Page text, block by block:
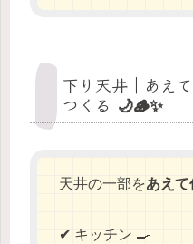
下り天井｜あえ
つくる 🌙🪵✨
天井の一部をあえて
✔ キッチン 🍳